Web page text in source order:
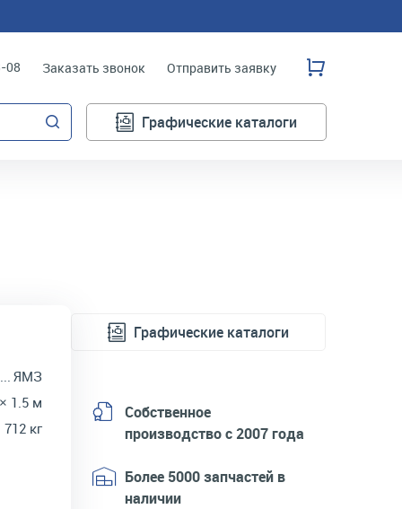
08 Заказать звонок Отправить заявку
Графические каталоги
ЯМЗ
1.5 м
712 кг
Графические каталоги
Собственное
производство с 2007 года
Более 5000 запчастей в
наличии